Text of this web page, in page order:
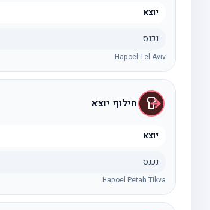
יוצא
נכנס
Hapoel Tel Aviv
חילוף יוצא
יוצא
נכנס
Hapoel Petah Tikva